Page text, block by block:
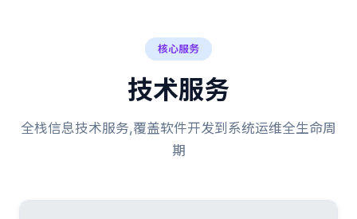
核心服务
技术服务
全栈信息技术服务,覆盖软件开发到系统运维全生命周
期